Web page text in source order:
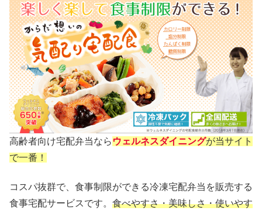
高齢者向け宅配弁当なら ウェルネスダイニングが当サイト
で一番！
コスパ抜群で、食事制限ができる冷凍宅配弁当を販売する
食事宅配サービスです。 食べやすさ・美味しさ・使いやす